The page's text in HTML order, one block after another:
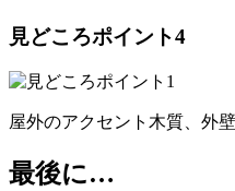
見どころポイント4
屋外のアクセント木質、外
最後に…